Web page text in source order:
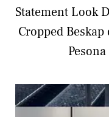
Statement Look
Cropped